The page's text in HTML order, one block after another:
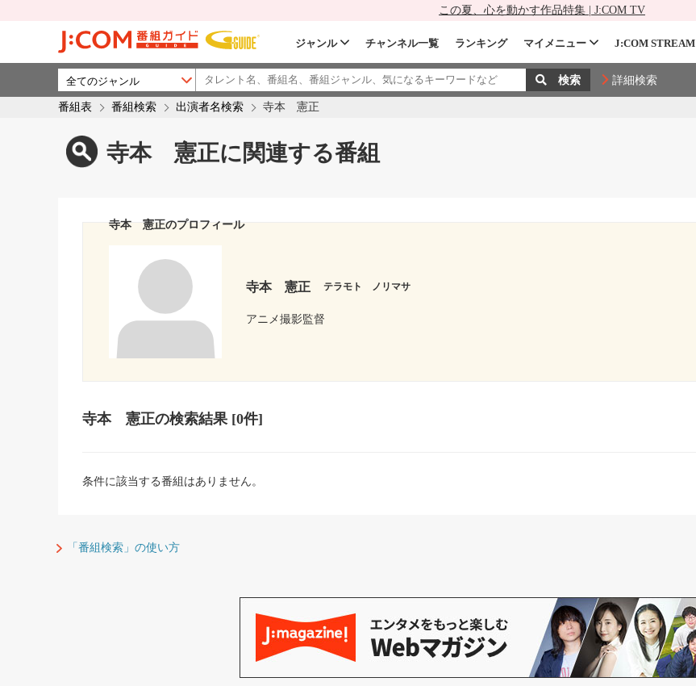
この夏、心を動かす作品特集 | J:COM TV
ジャンル チャンネル一覧 ランキング マイメニュー J:COM STREAM
詳細検索
番組表 番組検索 出演者名検索 寺本 憲正
寺本 憲正に関連する番組
寺本 憲正のプロフィール
寺本 憲正 テラモト ノリマサ
アニメ撮影監督
寺本 憲正の検索結果[0件]
条件に該当する番組はありません。
「番組検索」の使い方